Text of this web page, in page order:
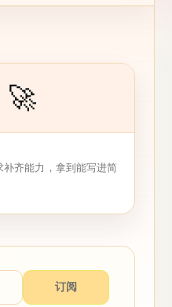
🚀
齐能力，拿到能写进简
订阅